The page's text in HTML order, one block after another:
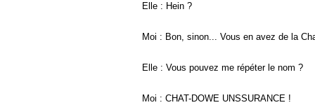
Elle : Hein ?
Moi : Bon, sinon... Vous en avez de la
Elle : Vous pouvez me répéter le nom ?
Moi : CHAT-DOWE UNSSURANCE !